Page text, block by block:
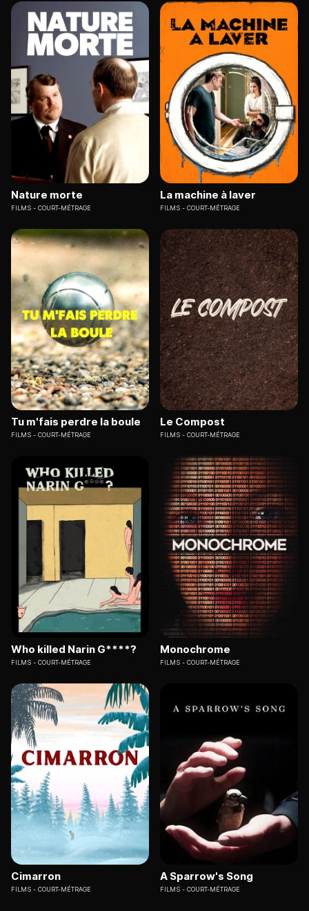
Nature morte
FILMS COURT-MÉTRAGE
La machine à laver
FILMS COURT-MÉTRAGE
Tu m'fais perdre la boule
FILMS COURT-MÉTRAGE
Le Compost
FILMS COURT-MÉTRAGE
Who killed Narin G****?
FILMS COURT-MÉTRAGE
Monochrome
FILMS COURT-MÉTRAGE
Cimarron
FILMS COURT-MÉTRAGE
A Sparrow's Song
FILMS COURT-MÉTRAGE